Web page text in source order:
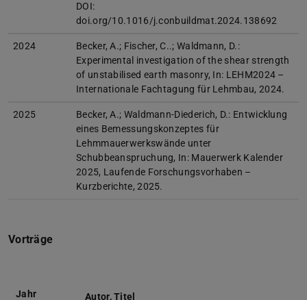
DOI:
doi.org/10.1016/j.conbuildmat.2024.138692
2024
Becker, A.; Fischer, C..; Waldmann, D.:
Experimental investigation of the shear strength
of unstabilised earth masonry, In: LEHM2024 –
Internationale Fachtagung für Lehmbau, 2024.
2025
Becker, A.; Waldmann-Diederich, D.: Entwicklung
eines Bemessungskonzeptes für
Lehmmauerwerkswände unter
Schubbeanspruchung, In: Mauerwerk Kalender
2025, Laufende Forschungsvorhaben –
Kurzberichte, 2025.
Vorträge
Jahr Autor, Titel